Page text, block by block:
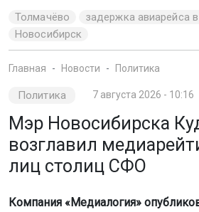
Толмачёво
задержка авиарейса
Новосибирск
Главная Новости Политика
Политика 7 августа 2026 - 10:16
Мэр Новосибирска
возглавил
лиц столиц СФО
Компания «Медиалогия»